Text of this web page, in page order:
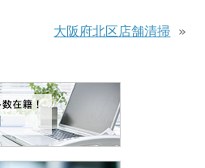
大阪府北区店舗清掃 »